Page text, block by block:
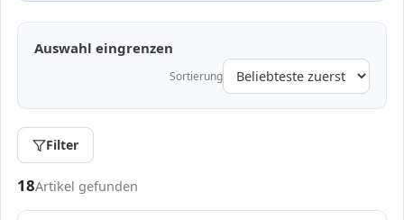
Auswahl eingrenzen
Sortierung
Filter
Passende Reifen in 165/82 R13
18Artikel gefunden